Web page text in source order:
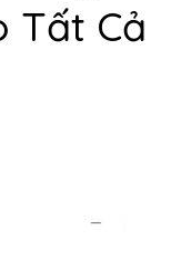
Tất Cả